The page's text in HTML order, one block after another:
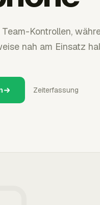
Kontrollen,
nah am Einsatz
Zeiterfassung